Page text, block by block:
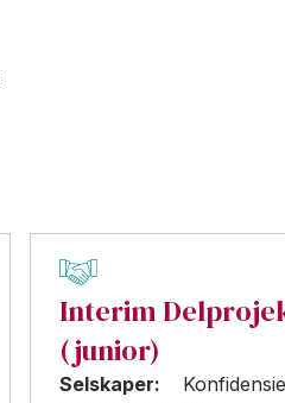
Interim
(junior)
Selskaper: